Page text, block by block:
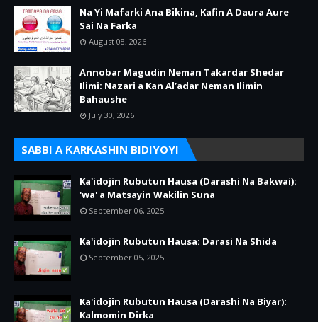
Na Yi Mafarki Ana Bikina, Kafin A Daura Aure
Sai Na Farka
August 08, 2026
Annobar Magudin Neman Takardar Shedar
Ilimi: Nazari a Kan Al’adar Neman Ilimin
Bahaushe
July 30, 2026
SABBI A ƘARƘASHIN BIDIYOYI
Ka'idojin Rubutun Hausa (Darashi Na Bakwai):
'wa' a Matsayin Wakilin Suna
September 06, 2025
Ka'idojin Rubutun Hausa: Darasi Na Shida
September 05, 2025
Ka'idojin Rubutun Hausa (Darashi Na Biyar):
Kalmomin Dirka